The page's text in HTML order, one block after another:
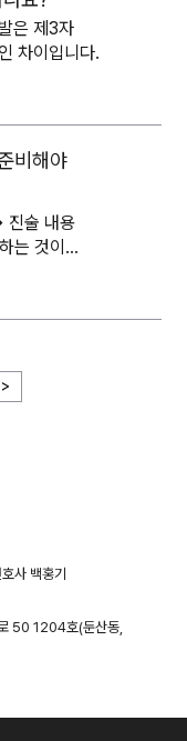
은 제3자
차이입니다.
비해야
술 내용
는 것이
>
사 백홍기
50 1204호(둔산동,